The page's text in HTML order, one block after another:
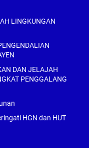
LINGKUNGAN
DAN JELAJAH
PENGGALANG
HGN dan HUT